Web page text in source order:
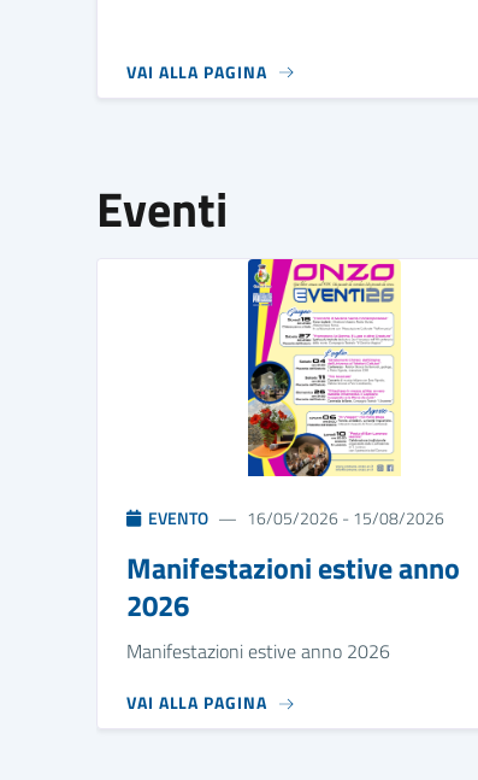
VAI ALLA PAGINA
Eventi
EVENTO 16/05/2026 - 15/08/2026
Manifestazioni estive anno
2026
Manifestazioni estive anno 2026
VAI ALLA PAGINA